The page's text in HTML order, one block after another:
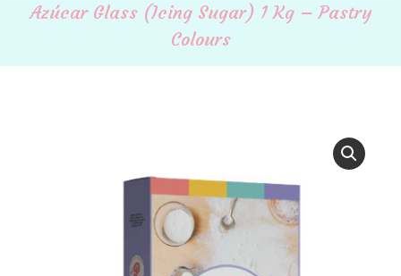
Azúcar Glass (Icing Sugar) 1 Kg – Pastry
Colours